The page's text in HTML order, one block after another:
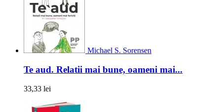
Michael S. Sorensen
Te aud. Relatii mai bune, oameni mai...
33,33 lei